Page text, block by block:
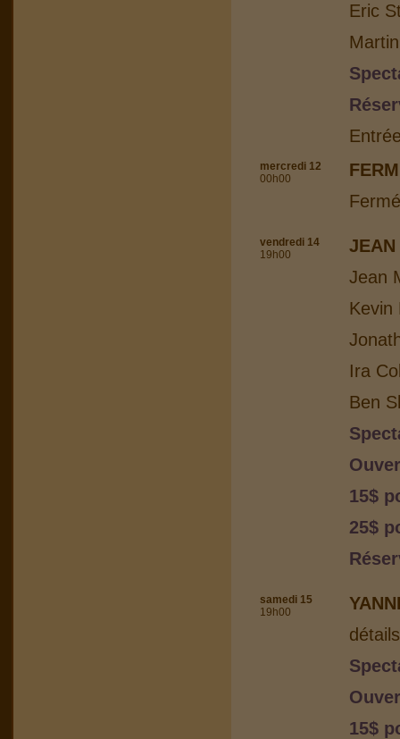
Eric
mercredi 12
00h00
vendredi 14
19h00
JEAN
Jean
Kevin
Ira
Ben
15$
25$
samedi 15
19h00
15$